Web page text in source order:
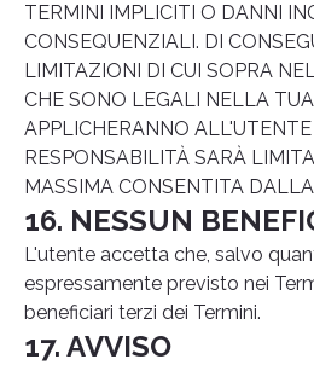
TERMINI IMPLICITI O DANNI
CONSEQUENZIALI. DI
LIMITAZIONI DI CUI SOPRA
CHE SONO LEGALI NELLA
APPLICHERANNO
RESPONSABILITÀ SARÀ
MASSIMA CONSENTITA
16. NESSUN
L'utente accetta che, salvo
espressamente previsto nei
beneficiari terzi dei Termini.
17. AVVISO